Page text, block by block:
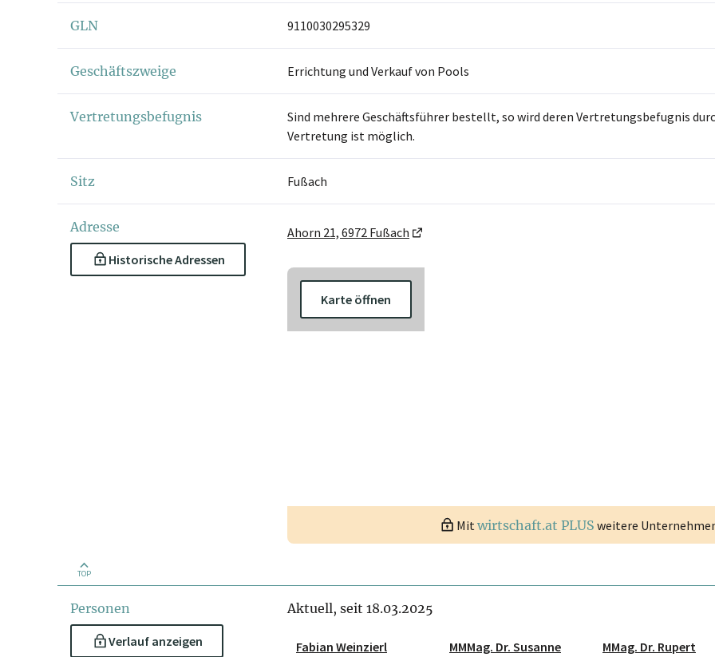
GLN 9110030295329
Geschäftszweige Errichtung und Verkauf von Pools
Vertretungsbefugnis
Sind mehrere Geschäftsführer bestellt, so wird deren Vertretungsbefugnis
Vertretung ist möglich.
Sitz Fußach
Adresse
Historische Adressen
Ahorn 21, 6972 Fußach
Karte öffnen
Mit wirtschaft.at PLUS weitere
TOP
Personen
Verlauf anzeigen
Aktuell, seit 18.03.2025
Fabian Weinzierl
MMMag. Dr. Susanne
MMag. Dr. Rupert